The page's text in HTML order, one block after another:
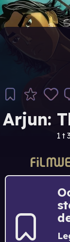
Arjun:
1 t